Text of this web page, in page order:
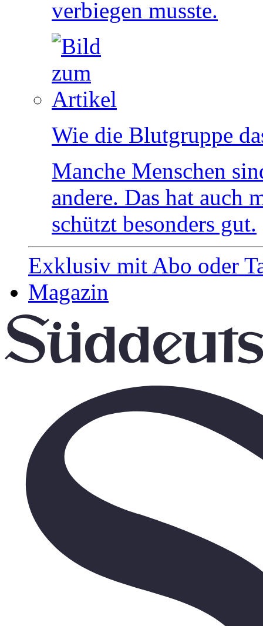
verbiegen musste.
Wie die Blutgruppe
Manche Menschen
andere. Das hat auch
schützt besonders gut.
Exklusiv mit Abo oder
Magazin